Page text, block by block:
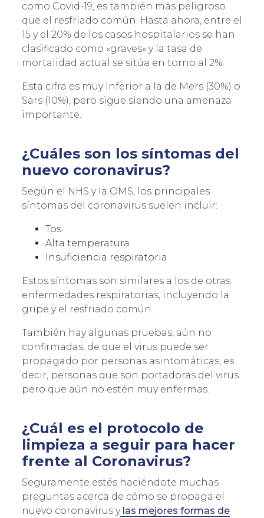
como Covid-19, es también más peligroso
que el resfriado común. Hasta ahora, entre el
15 y el 20% de los casos hospitalarios se han
clasificado como «graves» y la tasa de
mortalidad actual se sitúa en torno al 2%.
Esta cifra es muy inferior a la de Mers (30%) o
Sars (10%), pero sigue siendo una amenaza
importante.
¿Cuáles son los síntomas del
nuevo coronavirus?
Según el NHS y la OMS, los principales
síntomas del coronavirus suelen incluir:
Tos
Alta temperatura
Insuficiencia respiratoria
Estos síntomas son similares a los de otras
enfermedades respiratorias, incluyendo la
gripe y el resfriado común.
También hay algunas pruebas, aún no
confirmadas, de que el virus puede ser
propagado por personas asintomáticas, es
decir, personas que son portadoras del virus
pero que aún no estén muy enfermas.
¿Cuál es el protocolo de
limpieza a seguir para hacer
frente al Coronavirus?
Seguramente estés haciéndote muchas
preguntas acerca de cómo se propaga el
nuevo coronavirus ylas mejores formas de
ÚNETE A NUESTRA
NEWSLETTER
DEL SECTOR
Acepto la política de privacidad y los